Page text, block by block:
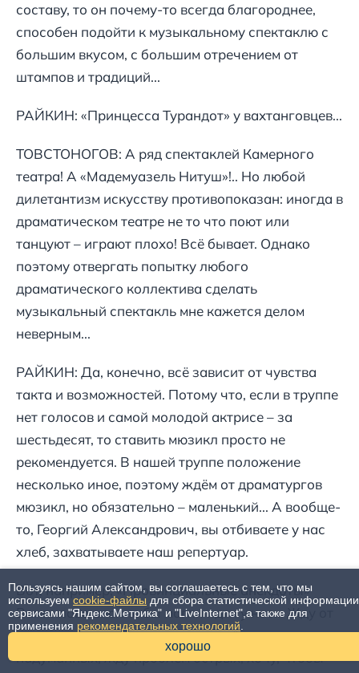
составу, то он почему-то всегда благороднее,
способен подойти к музыкальному спектаклю с
большим вкусом, с большим отречением от
штампов и традиций...
РАЙКИН: «Принцесса Турандот» у вахтанговцев...
ТОВСТОНОГОВ: А ряд спектаклей Камерного
театра! А «Мадемуазель Нитуш»!.. Но любой
дилетантизм искусству противопоказан: иногда в
драматическом театре не то что поют или
танцуют – играют плохо! Всё бывает. Однако
поэтому отвергать попытку любого
драматического коллектива сделать
музыкальный спектакль мне кажется делом
неверным...
РАЙКИН: Да, конечно, всё зависит от чувства
такта и возможностей. Потому что, если в труппе
нет голосов и самой молодой актрисе – за
шестьдесят, то ставить мюзикл просто не
рекомендуется. В нашей труппе положение
несколько иное, поэтому ждём от драматургов
мюзикл, но обязательно – маленький... А вообще-
то, Георгий Александрович, вы отбиваете у нас
хлеб, захватываете наш репертуар.
Вот, например, «Провинциальные анекдоты»
Вампилова вполне бы могли идти у нас... Жду от
эстрады именно таких тем – серьёзных, не
надуманных, жду проблем острых, хочу, чтобы
Пользуясь нашим сайтом, вы соглашаетесь с тем, что мы
используем cookie-файлы для сбора статистической информации
сервисами "Яндекс.Метрика" и "LiveInternet",а также для
применения рекомендательных технологий
хорошо